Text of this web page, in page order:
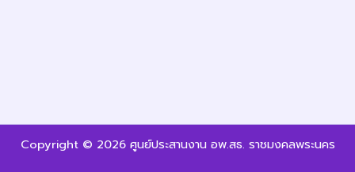
Copyright © 2026 ศูนย์ประสานงาน อพ.สธ. ราชมงคลพระนคร